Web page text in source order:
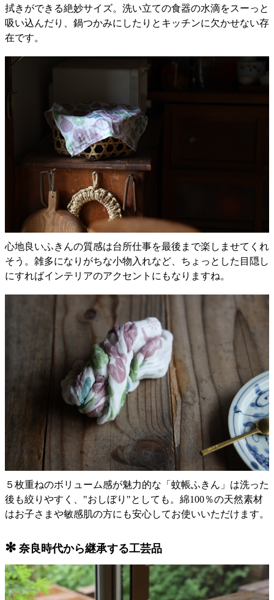
拭きができる絶妙サイズ。洗い立ての食器の水滴をスーっと
吸い込んだり、鍋つかみにしたりとキッチンに欠かせない存
在です。
心地良いふきんの質感は台所仕事を最後まで楽しませてくれ
そう。雑多になりがちな小物入れなど、ちょっとした目隠し
にすればインテリアのアクセントにもなりますね。
５枚重ねのボリューム感が魅力的な「蚊帳ふきん」は洗った
後も絞りやすく、"おしぼり"としても。綿100％の天然素材
はお子さまや敏感肌の方にも安心してお使いいただけます。
✻ 奈良時代から継承する工芸品